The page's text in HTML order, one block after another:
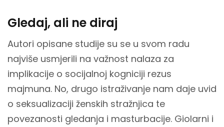
Gledaj, ali ne diraj
Autori opisane studije su se u svom radu
najviše usmjerili na važnost nalaza za
implikacije o socijalnoj kogniciji rezus
majmuna. No, drugo istraživanje nam daje uvid
o seksualizaciji ženskih stražnjica te
povezanosti gledanja i masturbacije. Giolarni i